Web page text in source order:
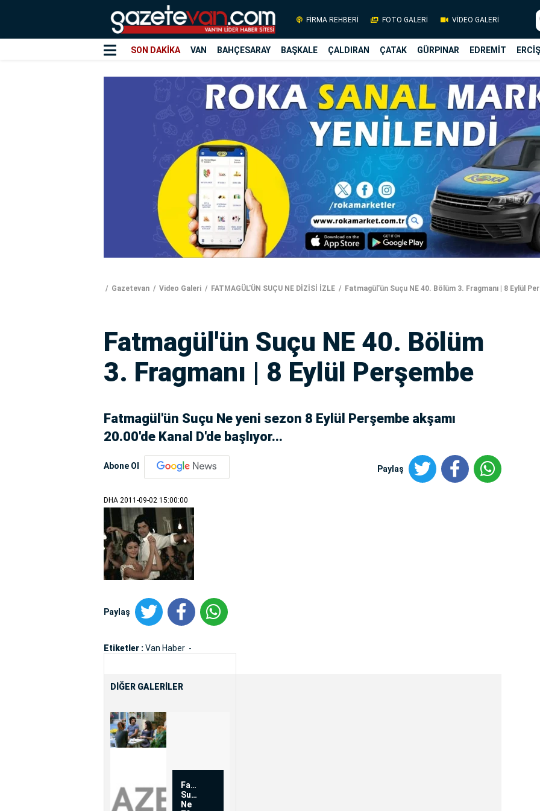
FİRMA REHBERİ FOTO GALERİ VİDEO GALERİ
SON DAKİKA VAN BAHÇESARAY BAŞKALE ÇALDIRAN ÇATAK GÜRPINAR EDREMİT ERCİŞ
Gazetevan Video Galeri FATMAGÜL'ÜN SUÇU NE DİZİSİ İZLE Fatmagül'ün Suçu NE 40. Bölüm 3. Fragmanı | 8 Eylül
Fatmagül'ün Suçu NE 40. Bölüm
3. Fragmanı | 8 Eylül Perşembe
Fatmagül'ün Suçu Ne yeni sezon 8 Eylül Perşembe akşamı
20.00'de Kanal D'de başlıyor...
Abone Ol Paylaş
DHA 2011-09-02 15:00:00
Paylaş
Etiketler :Van Haber
DİĞER GALERİLER
Fatmagülün
Suçu
Ne